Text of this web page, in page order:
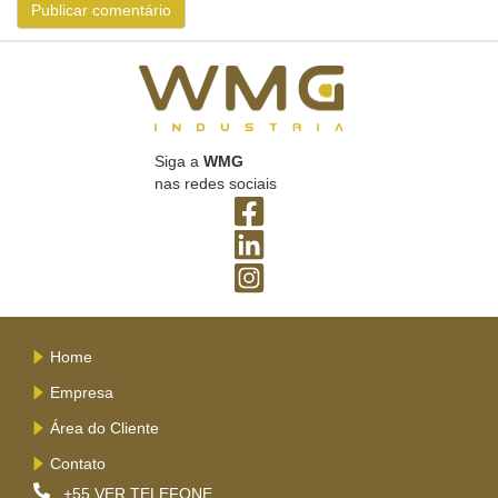
Siga a WMG
nas redes sociais
Home
Empresa
Área do Cliente
Contato
+55 VER TELEFONE